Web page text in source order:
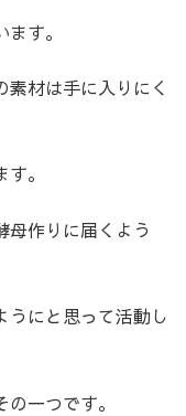
す。
材は手に入りにく
。
母作りに届くよう
うにと思って活動し
の一つです。